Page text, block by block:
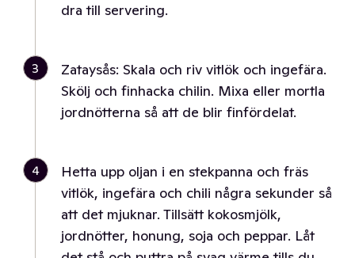
dra till servering.
3
Zataysås: Skala och riv vitlök och ingefära.
Skölj och finhacka chilin. Mixa eller mortla
jordnötterna så att de blir finfördelat.
4
Hetta upp oljan i en stekpanna och fräs
vitlök, ingefära och chili några sekunder så
att det mjuknar. Tillsätt kokosmjölk,
jordnötter, honung, soja och peppar. Låt